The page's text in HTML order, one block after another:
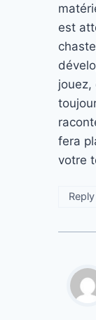
est
jouez,
fera
votre
Reply